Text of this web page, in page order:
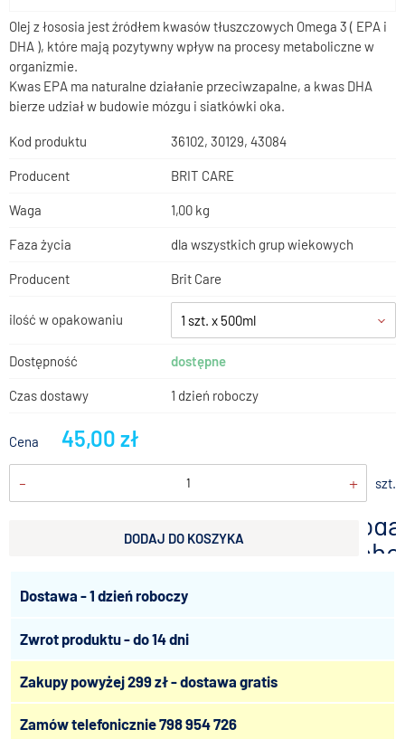
Olej z łososia jest źródłem kwasów tłuszczowych Omega 3 ( EPA i
DHA ), które mają pozytywny wpływ na procesy metaboliczne w
organizmie.
Kwas EPA ma naturalne działanie przeciwzapalne, a kwas DHA
bierze udział w budowie mózgu i siatkówki oka.
Kod produktu 36102, 30129, 43084
Producent BRIT CARE
Waga 1,00 kg
Faza życia dla wszystkich grup wiekowych
Producent Brit Care
ilość w opakowaniu 1 szt. x 500ml
Dostępność dostępne
Czas dostawy 1 dzień roboczy
Cena 45,00 zł
- + szt.
DODAJ DO KOSZYKA
Dostawa - 1 dzień roboczy
Zwrot produktu - do 14 dni
Zakupy powyżej 299 zł - dostawa gratis
Zamów telefonicznie798 954 726